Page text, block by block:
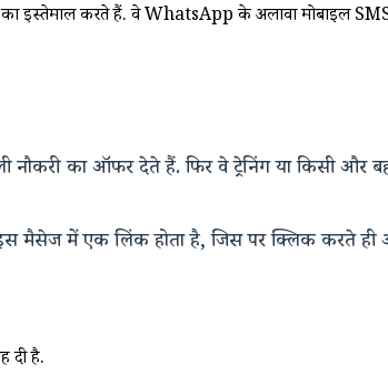
इस्तेमाल करते हैं. वे WhatsApp के अलावा मोबाइल
नौकरी का ऑफर देते हैं. फिर वे ट्रेनिंग या किसी
में एक लिंक होता है, जिस पर क्लिक करते
दी है.